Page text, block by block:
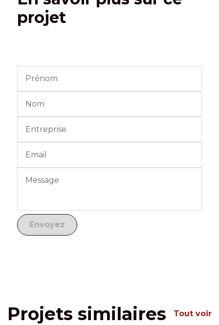
projet
Projets similaires Tout voir